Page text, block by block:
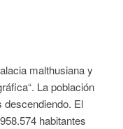
malthusiana y
La población
descendiendo. El
habitantes